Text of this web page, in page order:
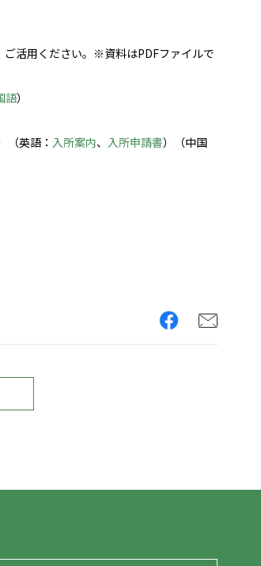
ご活用ください。※資料はPDFファイルで
語）
（英語： 入所案内、 入所申請書）（中国